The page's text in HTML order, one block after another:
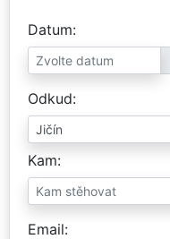
Datum
Odkud
Kam
Email